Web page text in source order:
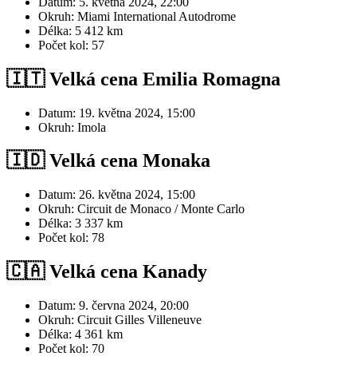
Okruh: Miami International Autodrome
Délka: 5 412 km
Počet kol: 57
🇮🇹 Velká cena Emilia Romagna
Datum: 19. května 2024, 15:00
Okruh: Imola
🇮🇩 Velká cena Monaka
Datum: 26. května 2024, 15:00
Okruh: Circuit de Monaco / Monte Carlo
Délka: 3 337 km
Počet kol: 78
🇨🇦 Velká cena Kanady
Datum: 9. června 2024, 20:00
Okruh: Circuit Gilles Villeneuve
Délka: 4 361 km
Počet kol: 70